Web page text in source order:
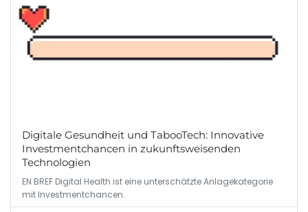
Digitale Gesundheit und TabooTech: Innovative
Investmentchancen in zukunftsweisenden
Technologien
EN BREF Digital Health ist eine unterschätzte Anlagekategorie
mit Investmentchancen.